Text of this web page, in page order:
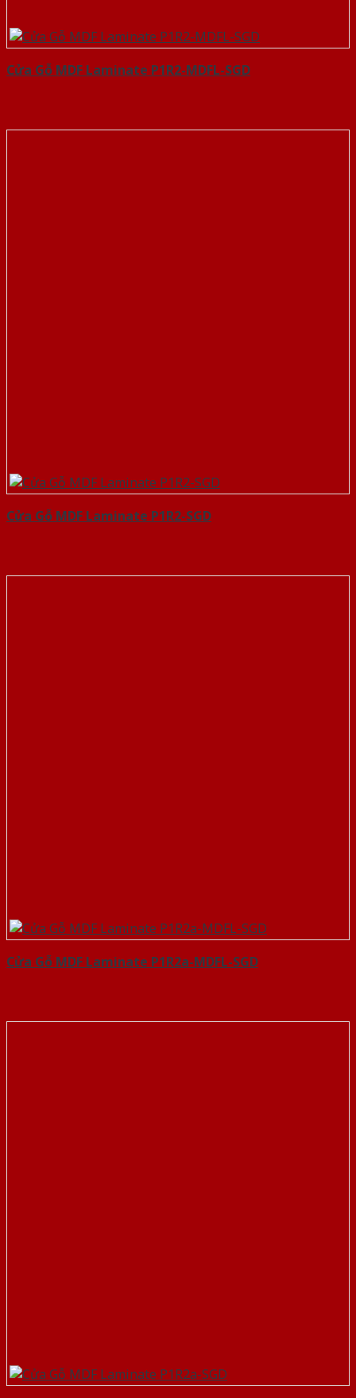
Cửa Gỗ MDF Laminate P1R2-MDFL-SGD
Cửa Gỗ MDF Laminate P1R2-SGD
Cửa Gỗ MDF Laminate P1R2a-MDFL-SGD